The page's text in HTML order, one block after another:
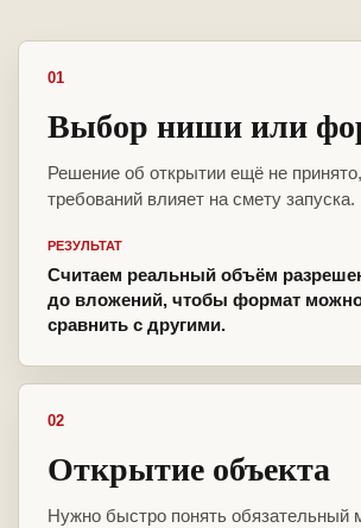
01
Выбор ниши или
Решение об открытии ещё не
требований влияет на смету запуска.
РЕЗУЛЬТАТ
Считаем реальный объём
до вложений, чтобы формат
сравнить с другими.
02
Открытие объекта
Нужно быстро понять обязательный